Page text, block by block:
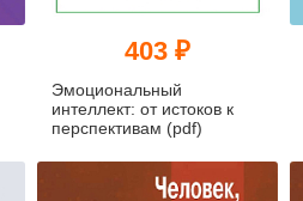
403 ₽
Эмоциональный
интеллект: от истоков к
перспективам (pdf)